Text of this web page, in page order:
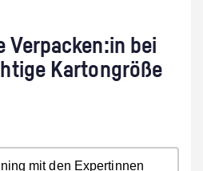
Verpacken:in bei
Kartongröße